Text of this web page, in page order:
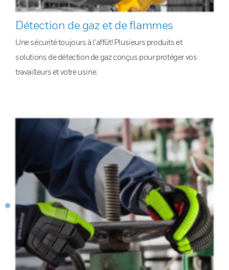
Détection de gaz et de flammes
Une sécurité toujours à l’affût! Plusieurs produits et
solutions de détection de gaz conçus pour protéger vos
travailleurs et votre usine.